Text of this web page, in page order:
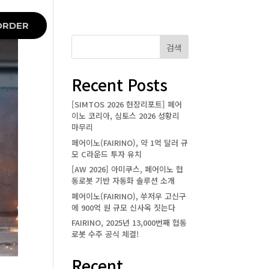
검색
Recent Posts
[SIMTOS 2026 현장리포트] 페어
이노 코리아, 심토스 2026 성황리
마무리
페어이노(FAIRINO), 약 1억 달러 규
모 C라운드 투자 유치
[AW 2026] 아미쿠스, 페어이노 협
동로봇 기반 자동화 솔루션 소개
페어이노(FAIRINO), 쑤저우 고신구
에 900억 원 규모 신사옥 짓는다
FAIRINO, 2025년 13,000번째 협동
로봇 수주 공식 체결!